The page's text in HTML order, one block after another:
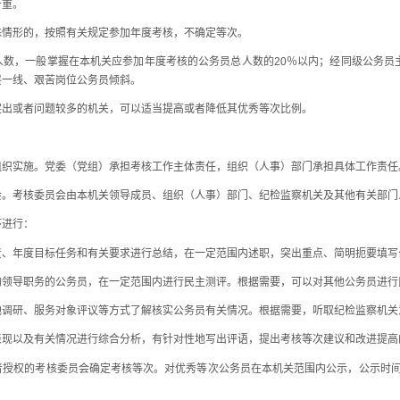
。
的，按照有关规定参加年度考核，不确定等次。
，一般掌握在本机关应参加年度考核的公务员总人数的20％以内；经同级公务员
线、艰苦岗位公务员倾斜。
者问题较多的机关，可以适当提高或者降低其优秀等次比例。
施。党委（党组）承担考核工作主体责任，组织（人事）部门承担具体工作责任
核委员会由本机关领导成员、组织（人事）部门、纪检监察机关及其他有关部门
行：
度目标任务和有关要求进行总结，在一定范围内述职，突出重点、简明扼要填写
职务的公务员，在一定范围内进行民主测评。根据需要，可以对其他公务员进行
、服务对象评议等方式了解核实公务员有关情况。根据需要，听取纪检监察机关
及有关情况进行综合分析，有针对性地写出评语，提出考核等次建议和改进提高
的考核委员会确定考核等次。对优秀等次公务员在本机关范围内公示，公示时